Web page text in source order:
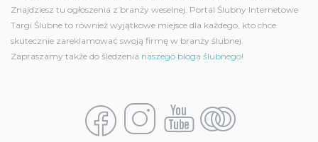
Znajdziesz tu ogłoszenia z branży weselnej. Portal Ślubny Internetowe
Targi Ślubne to również wyjątkowe miejsce dla każdego, kto chce
skutecznie zareklamować swoją firmę w branży ślubnej.
Zapraszamy także do śledzenia naszego bloga ślubnego!